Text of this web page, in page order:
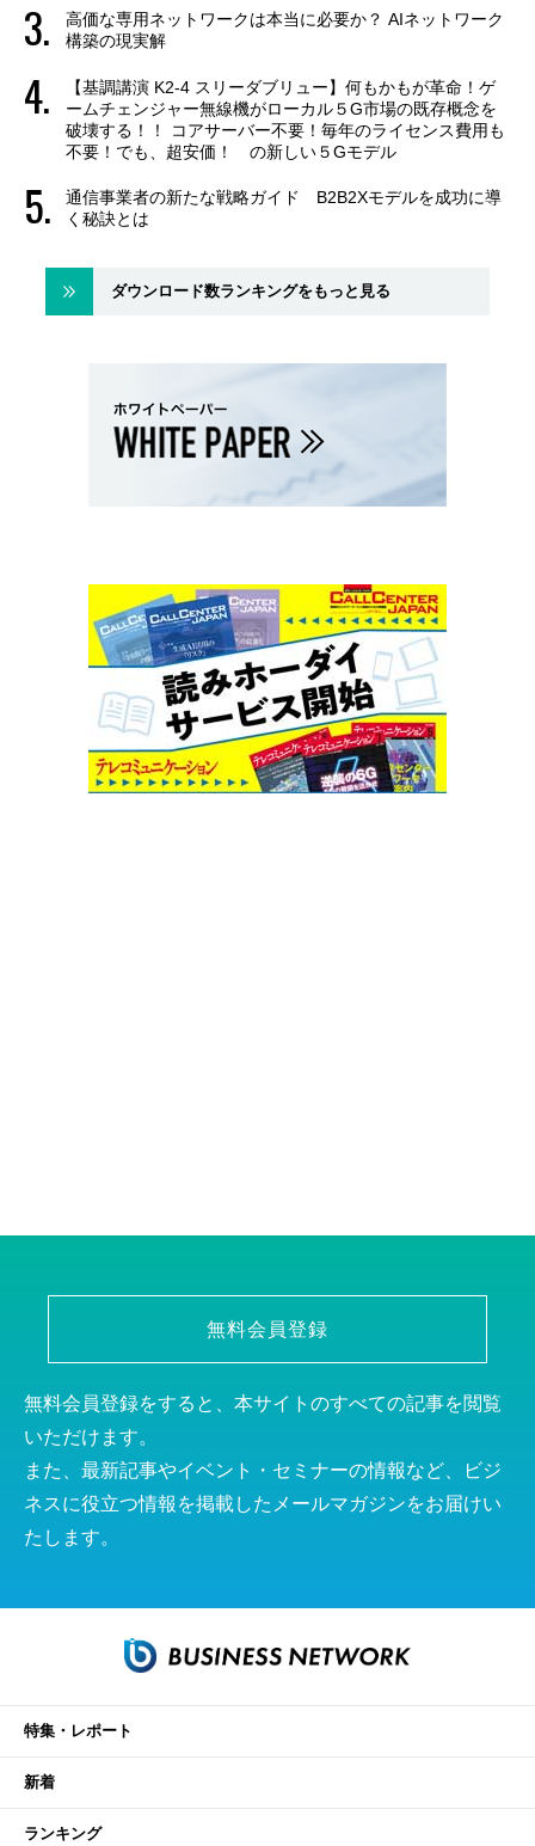
高価な専用ネットワークは本当に必要か？ AIネットワーク
構築の現実解
【基調講演 K2-4 スリーダブリュー】何もかもが革命！ゲ
ームチェンジャー無線機がローカル５G市場の既存概念を
破壊する！！ コアサーバー不要！毎年のライセンス費用も
不要！でも、超安価！ の新しい５Gモデル
通信事業者の新たな戦略ガイド B2B2Xモデルを成功に導
く秘訣とは
ダウンロード数ランキングをもっと見る
無料会員登録
無料会員登録をすると、本サイトのすべての記事を閲覧
いただけます。
また、最新記事やイベント・セミナーの情報など、ビジ
ネスに役立つ情報を掲載したメールマガジンをお届けい
たします。
特集・レポート
新着
ランキング